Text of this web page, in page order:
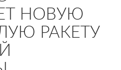
НОВУЮ
РАКЕТУ